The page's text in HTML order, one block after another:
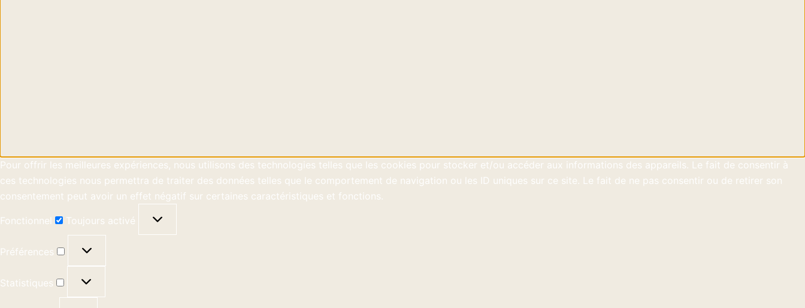
Pour offrir les meilleures expériences, nous utilisons des technologies telles que les cookies pour stocker et/ou accéder aux informations des appareils. Le fait de consentir à
ces technologies nous permettra de traiter des données telles que le comportement de navigation ou les ID uniques sur ce site. Le fait de ne pas consentir ou de retirer son
consentement peut avoir un effet négatif sur certaines caractéristiques et fonctions.
Fonctionnel Toujours activé
Préférences
Statistiques